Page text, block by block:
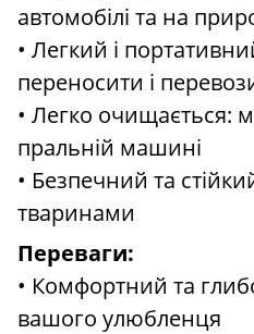
автомобілі та на
• Легкий і
переносити і
• Легко очищається:
пральній машині
• Безпечний та
тваринами
Переваги:
• Комфортний та
вашого улюбленця